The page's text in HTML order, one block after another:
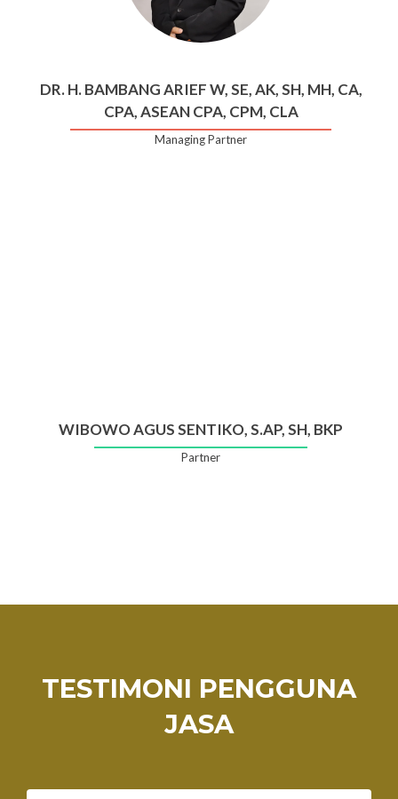
DR. H. BAMBANG ARIEF W, SE, AK, SH, MH, CA,
CPA, ASEAN CPA, CPM, CLA
Managing Partner
WIBOWO AGUS SENTIKO, S.AP, SH, BKP
Partner
TESTIMONI PENGGUNA
JASA